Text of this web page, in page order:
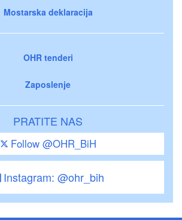
Mostarska deklaracija
OHR tenderi
Zaposlenje
PRATITE NAS
Follow @OHR_BiH
Instagram: @ohr_bih